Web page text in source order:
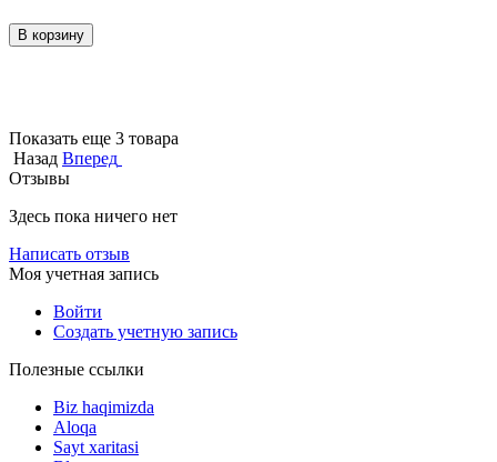
В корзину
Показать еще 3 товара
Назад Вперед
Отзывы
Здесь пока ничего нет
Написать отзыв
Моя учетная запись
Войти
Создать учетную запись
Полезные ссылки
Biz haqimizda
Aloqa
Sayt xaritasi